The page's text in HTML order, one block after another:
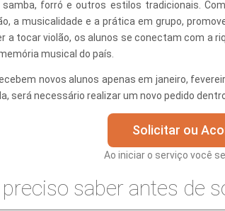
Esporte e
Governo
Inclusão e
Mobilidade
Notícias
samba, forró e outros estilos tradicionais.
a musicalidade e a prática em grupo,
a tocar violão, os alunos se conectam com a
musical do país.
novos alunos apenas em janeiro,
será necessário realizar um novo pedido
Solicitar ou
Ao iniciar o serviço você
preciso saber antes de